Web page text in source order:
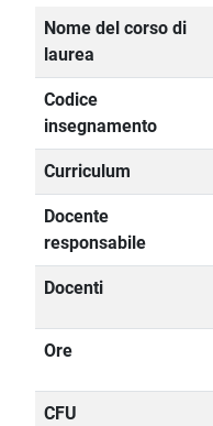
Nome del corso di
laurea
Codice
insegnamento
Curriculum
Docente
responsabile
Docenti
Ore
CFU